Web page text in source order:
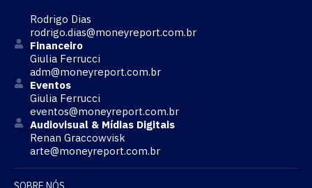
Rodrigo Dias
rodrigo.dias@moneyreport.com.br
Financeiro
Giulia Ferrucci
adm@moneyreport.com.br
Eventos
Giulia Ferrucci
eventos@moneyreport.com.br
Audiovisual & Mídias Digitais
Renan Graccowvisk
arte@moneyreport.com.br